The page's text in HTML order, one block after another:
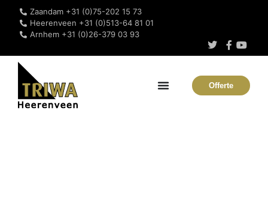
Zaandam +31 (0)75-202 15 73
Heerenveen +31 (0)513-64 81 01
Arnhem +31 (0)26-379 03 93
Offerte